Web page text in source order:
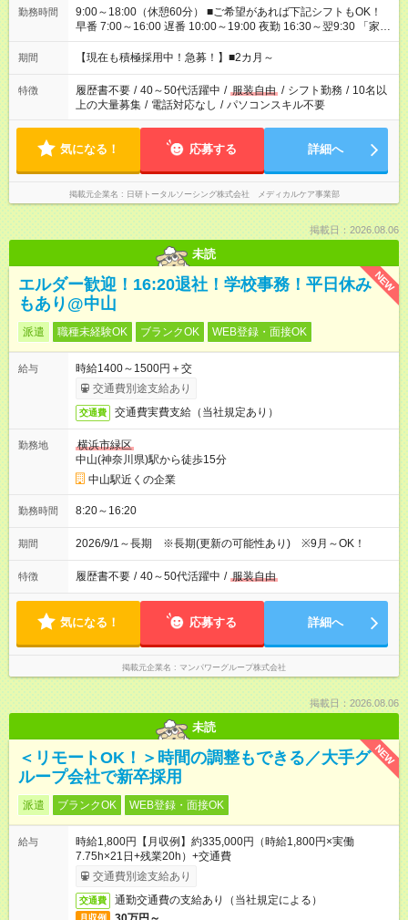
勤務時間
9:00～18:00（休憩60分） ■ご希望があれば下記シフトもOK！
早番 7:00～16:00 遅番 10:00～19:00 夜勤 16:30～翌9:30 「家族
と休みを合わせたい」 「余裕を持って夕飯の準備がしたい」
「できれば残業はしたくない」 など、ご希望を教えてください
と、もう1つのお仕事の勤務時間が 合計で週40時間を超える場
合は応募できません。
期間 【現在も積極採用中！急募！】■2カ月～
特徴 履歴書不要 / 40～50代活躍中 / 服装自由 / シフト勤務 / 10名以
上の大量募集 / 電話対応なし / パソコンスキル不要
気になる！ 応募する 詳細へ
掲載元企業名 日研トータルソーシング株式会社 メディカルケア事業部
掲載日：2026.08.06
未読
NEW
エルダー歓迎！16:20退社！学校事務！平日休み
もあり@中山
派遣 職種未経験OK ブランクOK WEB登録・面接OK
給与
時給1400～1500円＋交
交通費別途支給あり
交通費 交通費実費支給（当社規定あり）
勤務地
横浜市緑区
中山(神奈川県)駅から徒歩15分
中山駅近くの企業
勤務時間 8:20～16:20
期間 2026/9/1～長期 ※長期(更新の可能性あり) ※9月～OK！
特徴 履歴書不要 / 40～50代活躍中 / 服装自由
気になる！ 応募する 詳細へ
掲載元企業名 マンパワーグループ株式会社
掲載日：2026.08.06
未読
NEW
＜リモートOK！＞時間の調整もできる／大手グ
ループ会社で新卒採用
派遣 ブランクOK WEB登録・面接OK
給与
時給1,800円【月収例】約335,000円（時給1,800円×実働
7.75h×21日+残業20h）+交通費
交通費別途支給あり
交通費 通勤交通費の支給あり（当社規定による）
月収例